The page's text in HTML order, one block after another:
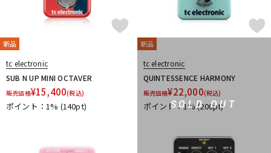
新品
tc electronic
SUB N UP MINI OCTAVER
販売価格¥15,400(税込)
ポイント：1% (140pt) SOLD OUT
新品
tc electronic
QUINTESSENCE HARMONY
販売価格¥22,000(税込)
ポイント：1%(200pt)